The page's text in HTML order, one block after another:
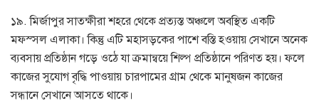
১৯. মির্জাপুর সাতক্ষীরা শহরে থেকে প্রত্যস্ত অঞ্চলে অবস্থিত একটি
মফস্সল এলাকা। কিন্তু এটি মহাসড়কের পাশে বস্তি হওয়ায় সেখানে অনেক
ব্যবসায় প্রতিষ্ঠান গড়ে ওঠে যা ক্রমান্বয়ে শিল্প প্রতিষ্ঠানে পরিণত হয়। ফলে
কাজের সুযোগ বৃদ্ধি পাওয়ায় চারপামের গ্রাম থেকে মানুষজন কাজের
সন্ধানে সেখানে আসতে থাকে।